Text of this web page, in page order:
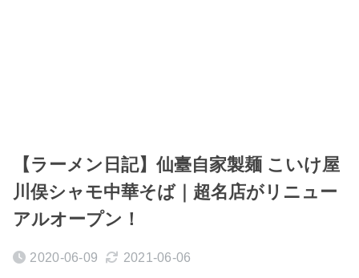
【ラーメン日記】仙臺自家製麺 こいけ屋
川俣シャモ中華そば｜超名店がリニュー
アルオープン！
2020-06-09 2021-06-06